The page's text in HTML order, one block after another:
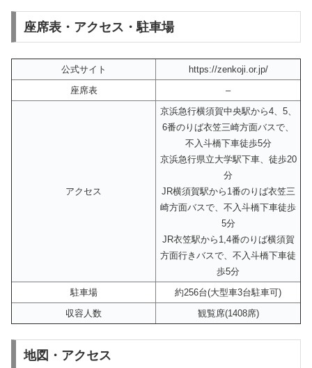
座席表・アクセス・駐車場
公式サイト
https://zenkoji.or.jp/
座席表
–
アクセス
京浜急行横須賀中央駅から4、5、
6番のりば衣笠三崎方面バスで、
不入斗橋下車徒歩5分
京浜急行県立大学駅下車、徒歩20
分
JR横須賀駅から1番のりば衣笠三
崎方面バスで、不入斗橋下車徒歩
5分
JR衣笠駅から1,4番のりば横須賀
方面行きバスで、不入斗橋下車徒
歩5分
駐車場
約256台(大型車3台駐車可)
収容人数
観覧席(1408席)
地図・アクセス